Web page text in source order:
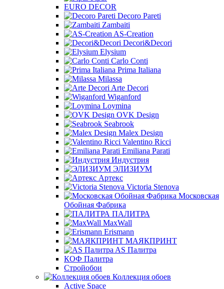
EURO DECOR
Decoro Pareti
Zambaiti
AS-Creation
Decori&Decori
Elysium
Carlo Conti
Prima Italiana
Milassa
Arte Decori
Wiganford
Loymina
OVK Design
Seabrook
Malex Design
Valentino Ricci
Emiliana Parati
Индустрия
ЭЛИЗИУМ
Артекс
Victoria Stenova
Московская
Обойная Фабрика
ПАЛИТРА
MaxWall
Erismann
МАЯКПРИНТ
AS Палитра
КОФ Палитра
Стройобои
Коллекция обоев
Active Space